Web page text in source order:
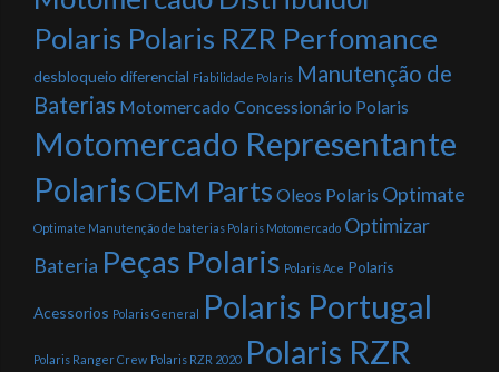
Polaris Polaris RZR Perfomance
desbloqueio diferencial Fiabilidade Polaris Manutenção de
Baterias Motomercado Concessionário Polaris
Motomercado Representante
PolarisOEM Parts Oleos Polaris Optimate
Optimate Manutenção de baterias Polaris Motomercado Optimizar
Bateria Peças Polaris Polaris Ace Polaris
Acessorios Polaris General Polaris Portugal
Polaris Ranger Crew Polaris RZR 2020 Polaris RZR